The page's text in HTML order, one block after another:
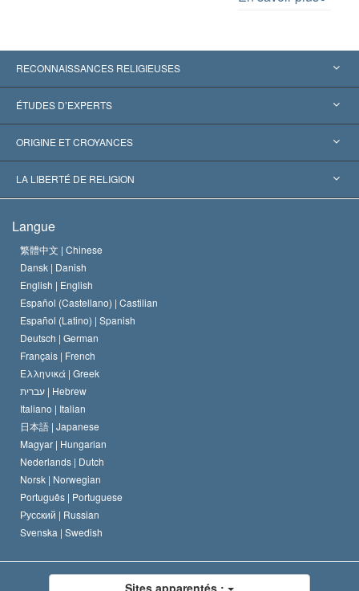
RECONNAISSANCES RELIGIEUSES
États-Unis
Reconnaissances internationales
Décisions historiques
ÉTUDES D’EXPERTS
Expertises par catégorie
Les plus grands experts au monde
ORIGINE ET CROYANCES
L. Ron Hubbard
Le Credo de l’église de Scientology
Le Code du scientologue
David Miscavige
LA LIBERTÉ DE RELIGION
Les normes internationales des droits de l’homme
Proclamation sur la religion
Langue
繁體中文 | Chinese
Dansk | Danish
English | English
Español (Castellano) | Castilian
Español (Latino) | Spanish
Deutsch | German
Français | French
Ελληνικά | Greek
עברית | Hebrew
Italiano | Italian
日本語 | Japanese
Magyar | Hungarian
Nederlands | Dutch
Norsk | Norwegian
Português | Portuguese
Русский | Russian
Svenska | Swedish